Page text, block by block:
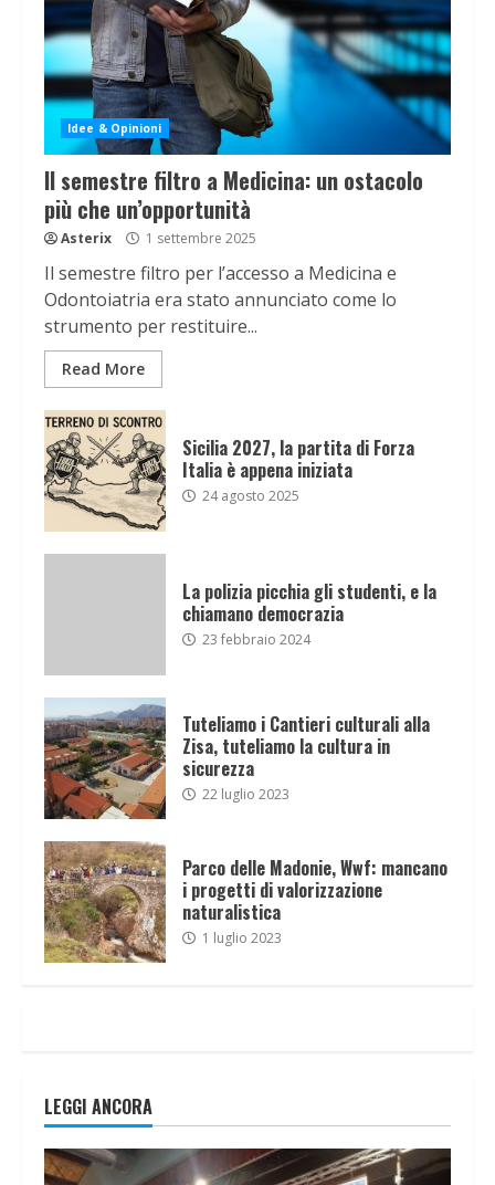
Idee & Opinioni
Il semestre filtro a Medicina: un ostacolo
più che un’opportunità
Asterix 1 settembre 2025
Il semestre filtro per l’accesso a Medicina e
Odontoiatria era stato annunciato come lo
strumento per restituire...
Read More
Sicilia 2027, la partita di Forza
Italia è appena iniziata
24 agosto 2025
La polizia picchia gli studenti, e la
chiamano democrazia
23 febbraio 2024
Tuteliamo i Cantieri culturali alla
Zisa, tuteliamo la cultura in
sicurezza
22 luglio 2023
Parco delle Madonie, Wwf: mancano
i progetti di valorizzazione
naturalistica
1 luglio 2023
LEGGI ANCORA